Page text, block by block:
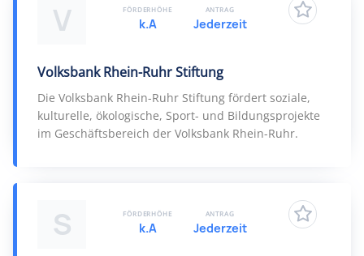
V
Volksbank Rhein-Ruhr Stiftung
Die Volksbank Rhein-Ruhr Stiftung fördert soziale,
kulturelle, ökologische, Sport- und Bildungsprojekte
im Geschäftsbereich der Volksbank Rhein-Ruhr.
FÖRDERHÖHE
k.A
ANTRAG
Jederzeit
S FÖRDERHÖHE
k.A
ANTRAG
Jederzeit